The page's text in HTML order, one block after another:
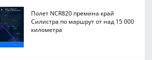
Полет NCR820 премина край
Силистра по маршрут от над 15 000
километра